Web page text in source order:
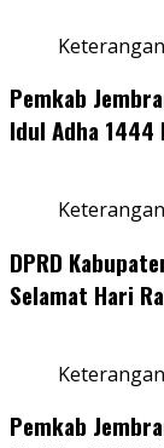
Pemkab
Idul Adha 1444
DPRD
Selamat Hari
Pemkab